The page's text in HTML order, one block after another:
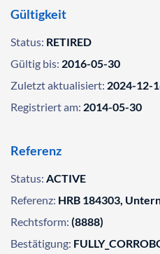
Gültigkeit
Status: RETIRED
Gültig bis: 2016-05-30
Zuletzt aktualisiert: 2024-12-
Registriert am: 2014-05-30
Referenz
Status: ACTIVE
Referenz: HRB 184303,
Rechtsform: (8888)
Bestätigung: